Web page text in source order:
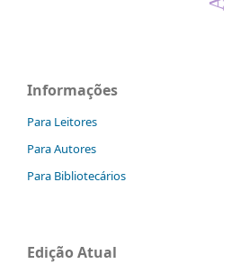
Informações
Para Leitores
Para Autores
Para Bibliotecários
Edição Atual